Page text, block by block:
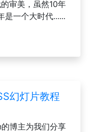
审美，虽然10年
是一个大时代......
幻灯片教程
博主为我们分享